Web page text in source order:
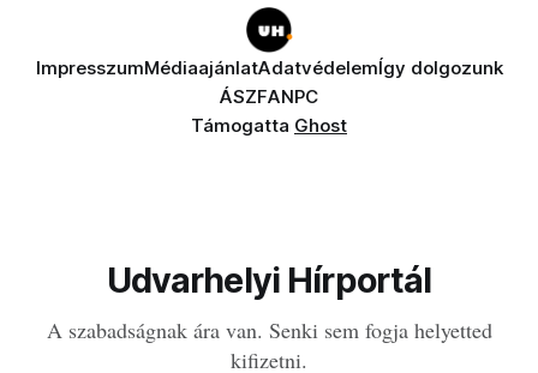
ImpresszumMédiaajánlatAdatvédelemÍgy dolgozunk
ÁSZFANPC
Támogatta Ghost
Udvarhelyi Hírportál
A szabadságnak ára van. Senki sem fogja helyetted
kifizetni.